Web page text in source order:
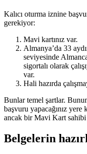
Kalıcı oturma iznine
gerekiyor:
Mavi kartınız var.
Almanya’da 33
seviyesinde
sigortalı olarak
var.
Hali hazırda
Bunlar temel şartlar. Bunun
başvuru yapacağınız yere
ancak bir Mavi Kart sahibi
Belgelerin